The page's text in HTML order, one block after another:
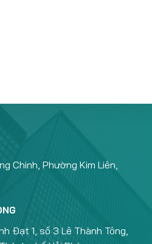
Chinh, Phường Kim Liên,
Đạt 1, số 3 Lê Thành Tông,